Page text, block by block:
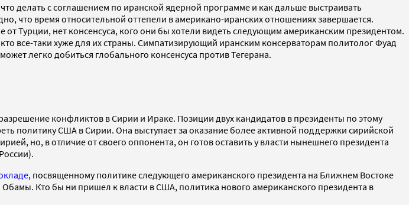
делать с соглашением по иранской ядерной программе и как дальше выстраивать
что время относительной оттепели в американо-иранских отношениях завершается.
Турции, нет консенсуса, кого они бы хотели видеть следующим американским президентом.
таки хуже для их страны. Симпатизирующий иранским консерваторам политолог Фуад
легко добиться глобального консенсуса против Тегерана.
конфликтов в Сирии и Ираке. Позиции двух кандидатов в президенты по этому
политику США в Сирии. Она выступает за оказание более активной поддержки сирийской
но, в отличие от своего оппонента, он готов оставить у власти нынешнего президента
, посвященному политике следующего американского президента на Ближнем Востоке
Кто бы ни пришел к власти в США, политика нового американского президента в